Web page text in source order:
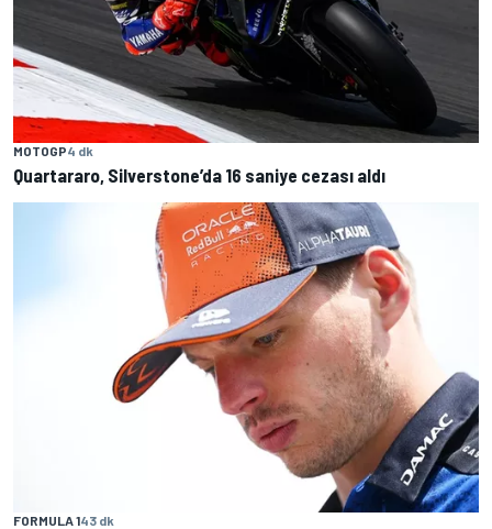
MOTOGP4 dk
Quartararo, Silverstone’da 16 saniye cezası aldı
FORMULA 143 dk